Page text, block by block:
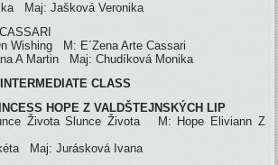
Maj: Jašková Veronika
Wishing M: E´Zena Arte Cassari
A Martin Maj: Chudíková Monika
CLASS
HOPE Z VALDŠTEJNSKÝCH LIP
Života Slunce Života M: Hope Eliviann Z
Maj: Jurásková Ivana